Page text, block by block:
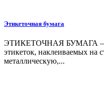
Этикеточная бумага
ЭТИКЕТОЧНАЯ БУМАГА —
этикеток, наклеиваемых на
металлическую,...